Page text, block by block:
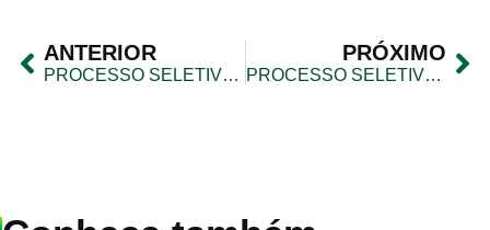
ANTERIOR
PROCESSO SELETIVO SIMPLIFICADO nº 005/2025 EDITAL Nº 003 HOMOLOGAÇÃO FINAL DAS INSCRIÇÕES
PRÓXIMO
PROCESSO SELETIVO SIMPLIFICADO nº 007/2025 EDITAL Nº003 HOMOLOGAÇÃO FINAL DAS INSCRIÇÕES